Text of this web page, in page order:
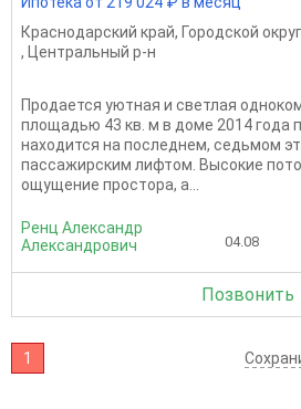
Краснодарский край, Городской
, Центральный р-н
Продается уютная и светлая
площадью 43 кв. м в доме 2014 года
находится на последнем, седьмом
пассажирским лифтом. Высокие
ощущение простора, а...
Ренц Александр
Александрович
04.08
Позвонить
1